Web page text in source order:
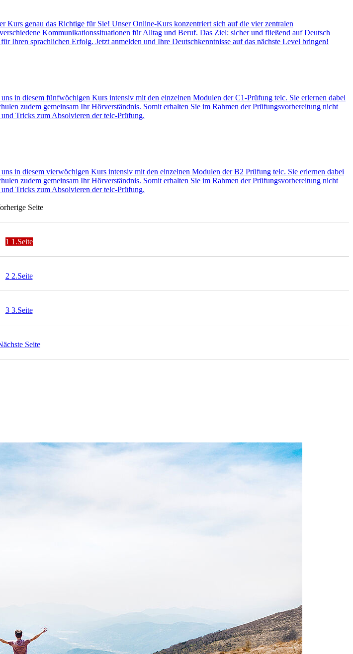
genau das Richtige für Sie! Unser Online-Kurs konzentriert sich auf die vier zentralen
Kommunikationssituationen für Alltag und Beruf. Das Ziel: sicher und fließend auf Deutsch
Ihren sprachlichen Erfolg. Jetzt anmelden und Ihre Deutschkenntnisse auf das nächste Level bringen!
in diesem fünfwöchigen Kurs intensiv mit den einzelnen Modulen der C1-Prüfung telc. Sie erlernen dabei
zudem gemeinsam Ihr Hörverständnis. Somit erhalten Sie im Rahmen der Prüfungsvorbereitung nicht
Tricks zum Absolvieren der telc-Prüfung.
in diesem vierwöchigen Kurs intensiv mit den einzelnen Modulen der B2 Prüfung telc. Sie erlernen dabei
zudem gemeinsam Ihr Hörverständnis. Somit erhalten Sie im Rahmen der Prüfungsvorbereitung nicht
Tricks zum Absolvieren der telc-Prüfung.
Seite
1 1.Seite
2 2.Seite
3 3.Seite
Seite